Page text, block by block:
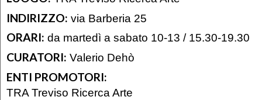
INDIRIZZO: via Barberia 25
ORARI: da martedì a sabato 10-13 / 15.30-19.30
CURATORI: Valerio Dehò
ENTI PROMOTORI:
TRA Treviso Ricerca Arte